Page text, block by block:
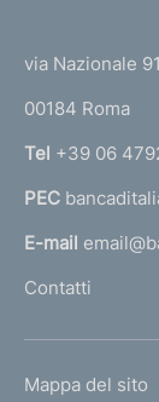
r
n
a
l
m
via Nazionale 91
00184 Roma
Tel +39 06
PEC
E-mail
Contatti
L
Mappa del sito